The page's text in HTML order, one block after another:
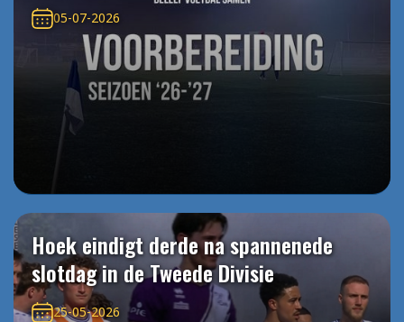
05-07-2026
Hoek eindigt derde na spannenede
slotdag in de Tweede Divisie
25-05-2026